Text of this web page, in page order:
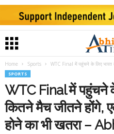
Home Sports WTC Final में पहुंचने के लिए
SPORTS
WTC Final में पहुंचने
कितने मैच जीतने होंगे,
होने का भी खतरा –